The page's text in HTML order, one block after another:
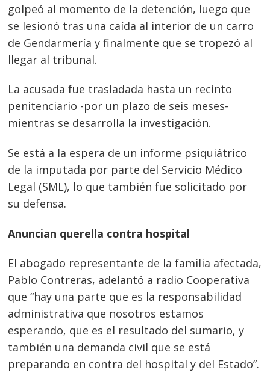
golpeó al momento de la detención, luego que
se lesionó tras una caída al interior de un carro
de Gendarmería y finalmente que se tropezó al
llegar al tribunal.
La acusada fue trasladada hasta un recinto
penitenciario -por un plazo de seis meses-
mientras se desarrolla la investigación.
Se está a la espera de un informe psiquiátrico
de la imputada por parte del Servicio Médico
Legal (SML), lo que también fue solicitado por
su defensa.
Anuncian querella contra hospital
El abogado representante de la familia afectada,
Pablo Contreras, adelantó a radio Cooperativa
que “hay una parte que es la responsabilidad
administrativa que nosotros estamos
esperando, que es el resultado del sumario, y
también una demanda civil que se está
preparando en contra del hospital y del Estado”.
Navegación
de
entradas